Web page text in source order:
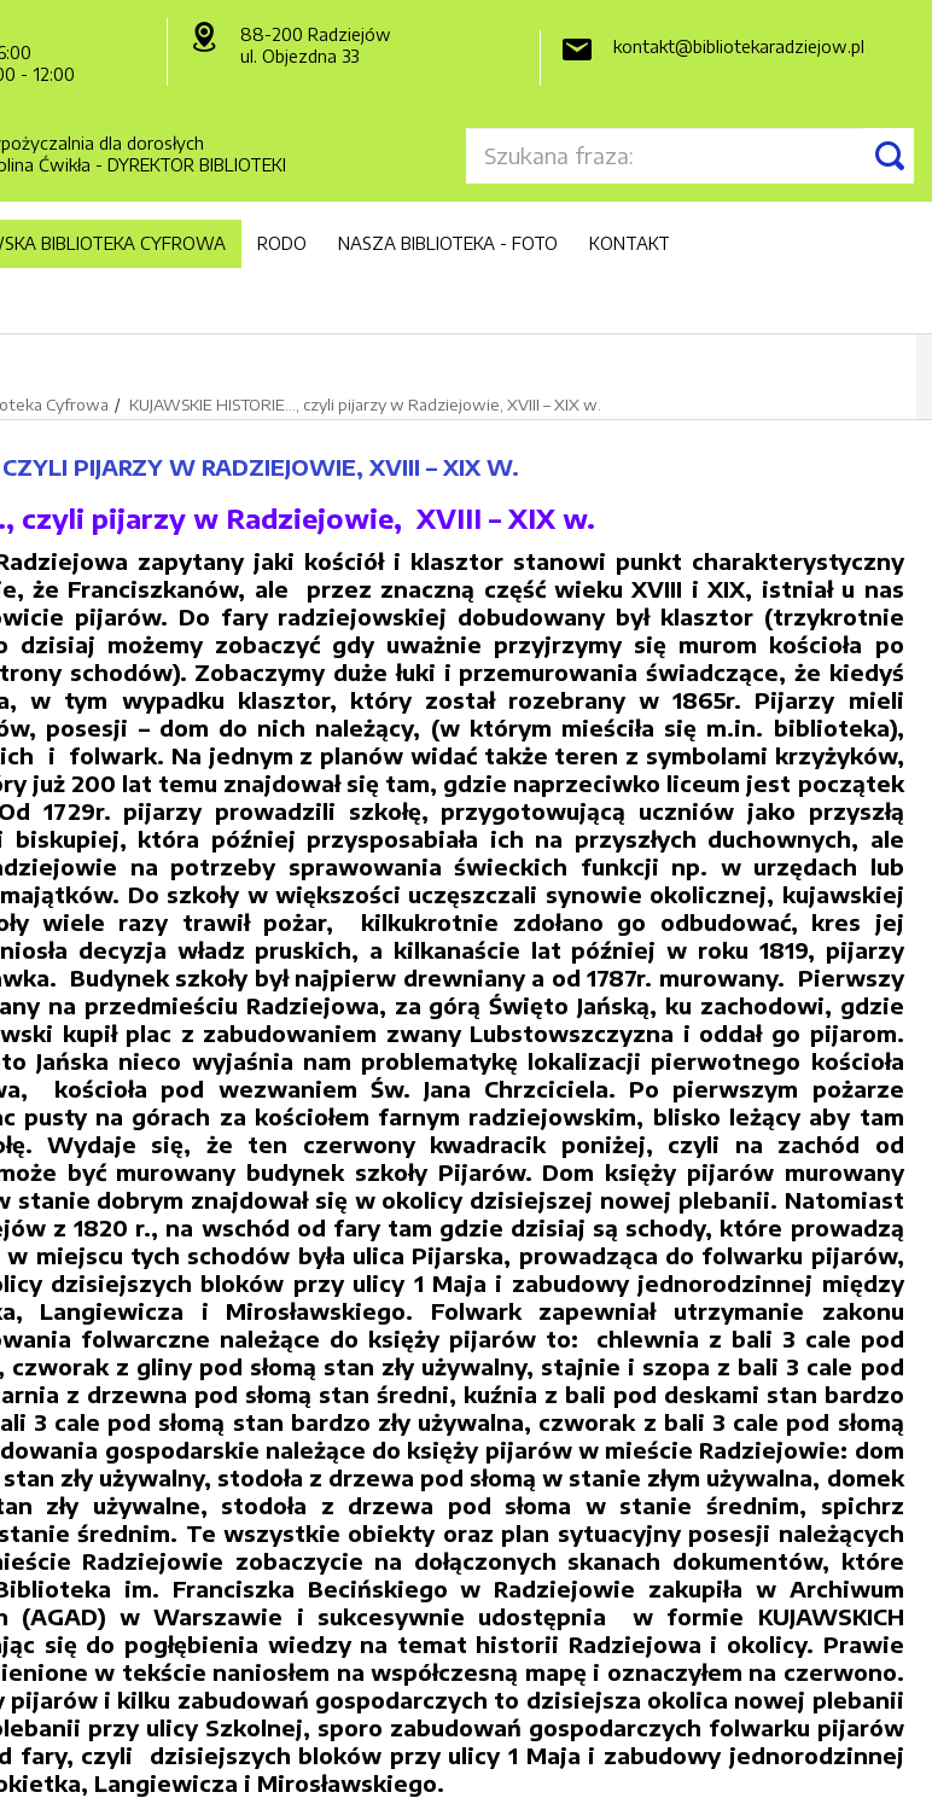
- 12:00
88-200 Radziejów
ul. Objezdna 33
kontakt@bibliotekaradziejow.pl
dla dorosłych
Ćwikła - DYREKTOR BIBLIOTEKI 
BIBLIOTEKA CYFROWA RODO NASZA BIBLIOTEKA - FOTO KONTAKT
Cyfrowa KUJAWSKIE HISTORIE…, czyli pijarzy w Radziejowie, XVIII – XIX w.
PIJARZY W RADZIEJOWIE, XVIII – XIX W.
czyli pijarzy w Radziejowie, XVIII – XIX w.
zapytany jaki kościół i klasztor stanowi punkt charakterystyczny
że Franciszkanów, ale przez znaczną część wieku XVIII i XIX, istniał u nas
pijarów. Do fary radziejowskiej dobudowany był klasztor (trzykrotnie
dzisiaj możemy zobaczyć gdy uważnie przyjrzymy się murom kościoła po
schodów). Zobaczymy duże łuki i przemurowania świadczące, że kiedyś
w tym wypadku klasztor, który został rozebrany w 1865r. Pijarzy mieli
posesji – dom do nich należący, (w którym mieściła się m.in. biblioteka),
i folwark. Na jednym z planów widać także teren z symbolami krzyżyków,
już 200 lat temu znajdował się tam, gdzie naprzeciwko liceum jest początek
1729r. pijarzy prowadzili szkołę, przygotowującą uczniów jako przyszłą
która później przysposabiała ich na przyszłych duchownych, ale
na potrzeby sprawowania świeckich funkcji np. w urzędach lub
Do szkoły w większości uczęszczali synowie okolicznej, kujawskiej
wiele razy trawił pożar, kilkukrotnie zdołano go odbudować, kres jej
decyzja władz pruskich, a kilkanaście lat później w roku 1819, pijarzy
Budynek szkoły był najpierw drewniany a od 1787r. murowany. Pierwszy
na przedmieściu Radziejowa, za górą Święto Jańską, ku zachodowi, gdzie
kupił plac z zabudowaniem zwany Lubstowszczyzna i oddał go pijarom.
Jańska nieco wyjaśnia nam problematykę lokalizacji pierwotnego kościoła
kościoła pod wezwaniem Św. Jana Chrzciciela. Po pierwszym pożarze
pusty na górach za kościołem farnym radziejowskim, blisko leżący aby tam
Wydaje się, że ten czerwony kwadracik poniżej, czyli na zachód od
być murowany budynek szkoły Pijarów. Dom księży pijarów murowany
stanie dobrym znajdował się w okolicy dzisiejszej nowej plebanii. Natomiast
z 1820 r., na wschód od fary tam gdzie dzisiaj są schody, które prowadzą
w miejscu tych schodów była ulica Pijarska, prowadząca do folwarku pijarów,
dzisiejszych bloków przy ulicy 1 Maja i zabudowy jednorodzinnej między
Langiewicza i Mirosławskiego. Folwark zapewniał utrzymanie zakonu
folwarczne należące do księży pijarów to: chlewnia z bali 3 cale pod
czworak z gliny pod słomą stan zły używalny, stajnie i szopa z bali 3 cale pod
z drzewna pod słomą stan średni, kuźnia z bali pod deskami stan bardzo
3 cale pod słomą stan bardzo zły używalna, czworak z bali 3 cale pod słomą
gospodarskie należące do księży pijarów w mieście Radziejowie: dom
zły używalny, stodoła z drzewa pod słomą w stanie złym używalna, domek
zły używalne, stodoła z drzewa pod słoma w stanie średnim, spichrz
średnim. Te wszystkie obiekty oraz plan sytuacyjny posesji należących
Radziejowie zobaczycie na dołączonych skanach dokumentów, które
im. Franciszka Becińskiego w Radziejowie zakupiła w Archiwum
(AGAD) w Warszawie i sukcesywnie udostępnia w formie KUJAWSKICH
się do pogłębienia wiedzy na temat historii Radziejowa i okolicy. Prawie
w tekście naniosłem na współczesną mapę i oznaczyłem na czerwono.
pijarów i kilku zabudowań gospodarczych to dzisiejsza okolica nowej plebanii
przy ulicy Szkolnej, sporo zabudowań gospodarczych folwarku pijarów
fary, czyli dzisiejszych bloków przy ulicy 1 Maja i zabudowy jednorodzinnej
Langiewicza i Mirosławskiego.